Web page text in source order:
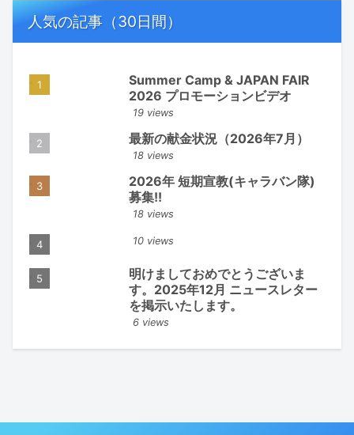
人気の記事（30日間）
Summer Camp & JAPAN FAIR
2026 プロモーションビデオ
19 views
最新の献金状況（2026年7月）
18 views
2026年 短期宣教(キャラバン隊)
募集!!
18 views
10 views
明けましておめでとうございま
す。2025年12月 ニュースレター
を掲示いたします。
6 views